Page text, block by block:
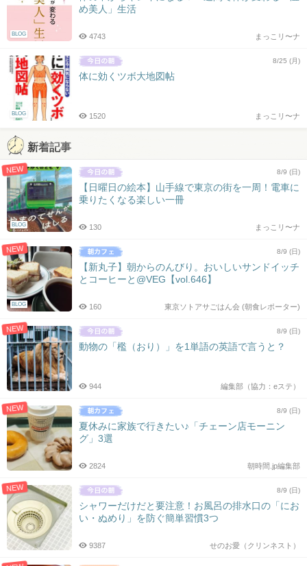
BLOG
め美人」生活
まっこリ〜ナ
4743
BLOG
8/25 (月)
体に効くツボ大地図帖
まっこリ〜ナ
1520
新着記事
NEW
BLOG
8/9 (日)
【日曜日の絵本】山手線で東京の街を一周！電車に
乗りたくなる楽しい一冊
まっこリ〜ナ
130
NEW
BLOG
8/9 (日)
【新丸子】朝からのんびり。おいしいサンドイッチ
とコーヒーと@VEG【vol.646】
東京ソトアサごはん会 (朝食レポーター)
160
NEW 8/9 (日)
動物の「檻（おり）」を1単語の英語で言うと？
編集部（協力：eステ）
944
NEW 8/9 (日)
夏休みに家族で行きたい♪「チェーン店モーニン
グ」3選
朝時間.jp編集部
2824
NEW 8/9 (日)
シャワーだけだと要注意！お風呂の排水口の「にお
い・ぬめり」を防ぐ簡単習慣3つ
せのお愛（クリンネスト）
9387